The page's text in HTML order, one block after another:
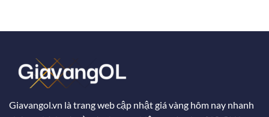
Giavangol.vn là trang web cập nhật giá vàng hôm nay nhanh